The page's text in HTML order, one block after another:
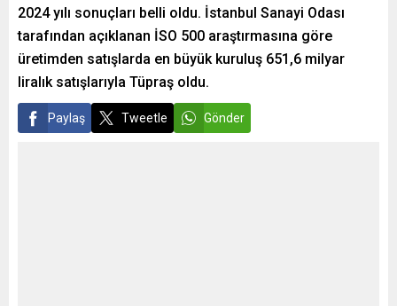
2024 yılı sonuçları belli oldu. İstanbul Sanayi Odası
tarafından açıklanan İSO 500 araştırmasına göre
üretimden satışlarda en büyük kuruluş 651,6 milyar
liralık satışlarıyla Tüpraş oldu.
Paylaş Tweetle Gönder